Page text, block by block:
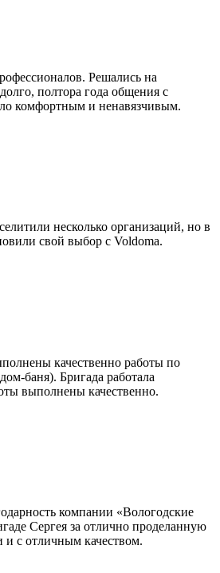
Решались на
полтора года общения с
комфортным и ненавязчивым.
несколько организаций, но в
свой выбор с Voldomа.
качественно работы по
баня). Бригада работала
выполнены качественно.
компании «Вологодские
Сергея за отлично проделанную
и с отличным качеством.